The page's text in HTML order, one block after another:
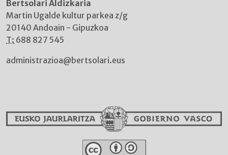
Bertsolari Aldizkaria
Martin Ugalde kultur parkea z/g
20140 Andoain - Gipuzkoa
T: 688 827 545
administrazioa@bertsolari.eus